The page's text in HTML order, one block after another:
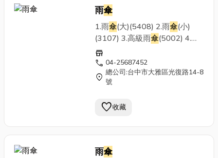
全不夾手收納：27.5cm展開：
直徑98*長58cm重量：175g備
註：● 本傘有極少部分必須使用
到經過電鍍的鐵的部份，因此也
有可能會有鏽蝕發生。建議消費
者在使用過後擦拭、並保持乾
燥，可延長雨
傘柱、傘骨較一般雨
會斷；傘布為車縫製作，在長時
滲水，此屬正常情況。應注意事
雨傘
1.雨傘 (大)(5408) 2.雨傘(小)
(3107) 3.高級雨傘(5002) 4.高
級雨
爾夫球傘
store
call 04-25687452
location_on 總公司:台中市大雅區光復路14-8
號
favorite收藏
雨傘